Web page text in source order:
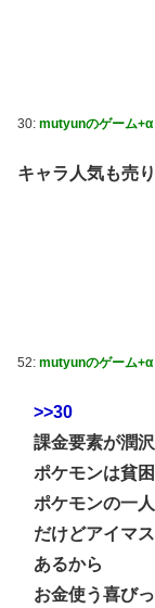
30: mutyunのゲーム+α
キャラ人気も売
52: mutyunのゲーム+α
>>30
課金要素が潤
ポケモンは貧
ポケモンの一
だけどアイマ
あるから
お金使う喜び